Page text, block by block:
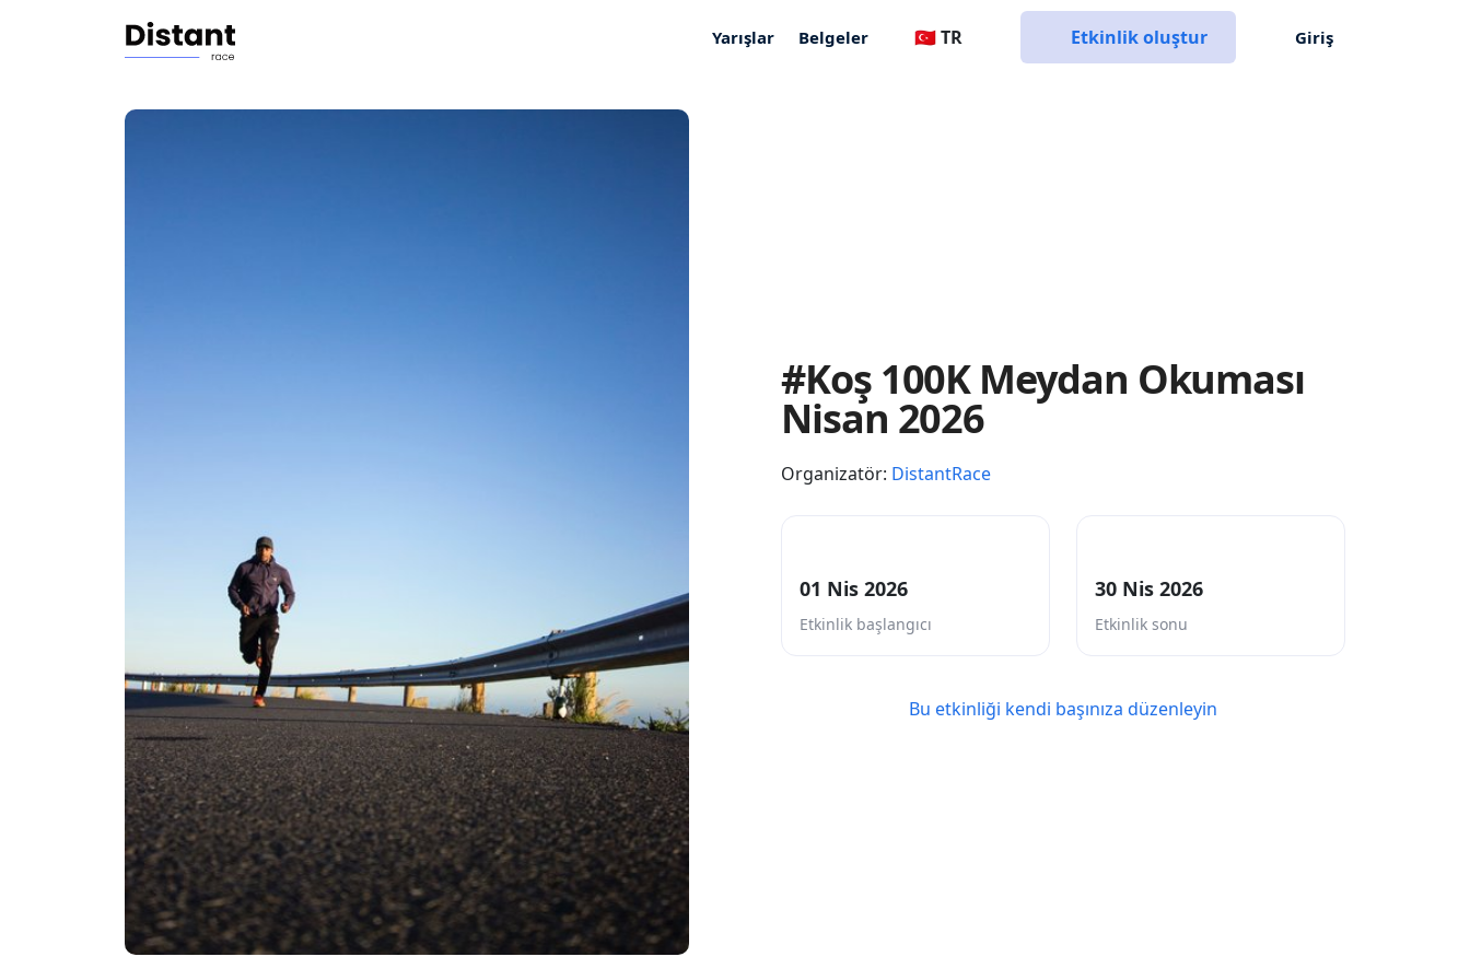
Yarışlar Belgeler 🇹🇷 TR Etkinlik oluştur Giriş
#Koş 100K Meydan Okuması
Nisan 2026
Organizatör: DistantRace
01 Nis 2026
Etkinlik başlangıcı
30 Nis 2026
Etkinlik sonu
Bu etkinliği kendi başınıza düzenleyin